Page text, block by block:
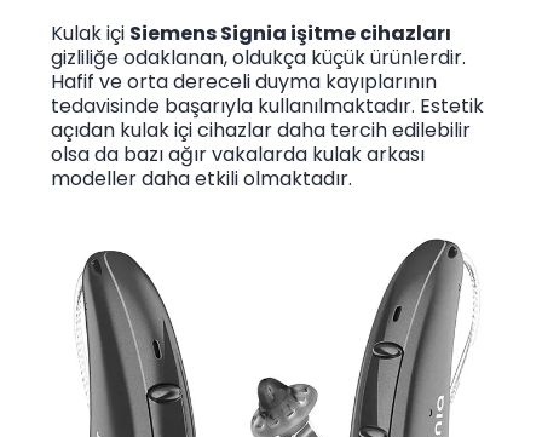
Kulak içi Siemens Signia işitme cihazları
gizliliğe odaklanan, oldukça küçük ürünlerdir.
Hafif ve orta dereceli duyma kayıplarının
tedavisinde başarıyla kullanılmaktadır. Estetik
açıdan kulak içi cihazlar daha tercih edilebilir
olsa da bazı ağır vakalarda kulak arkası
modeller daha etkili olmaktadır.